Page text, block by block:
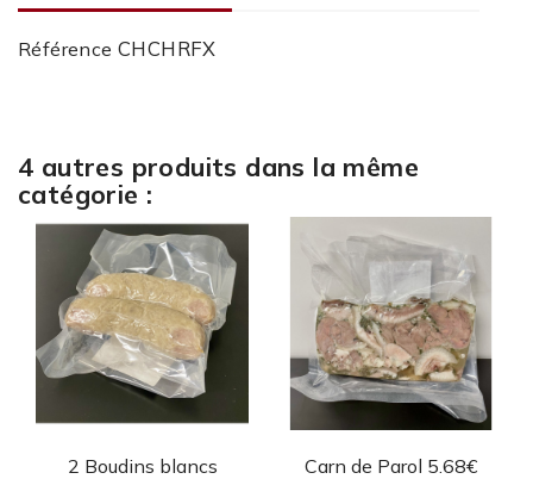
Référence CHCHRFX
4 autres produits dans la même
catégorie :
 Aperçu rapide
2 Boudins blancs
 Aperçu rapide
Carn de Parol 5.68€